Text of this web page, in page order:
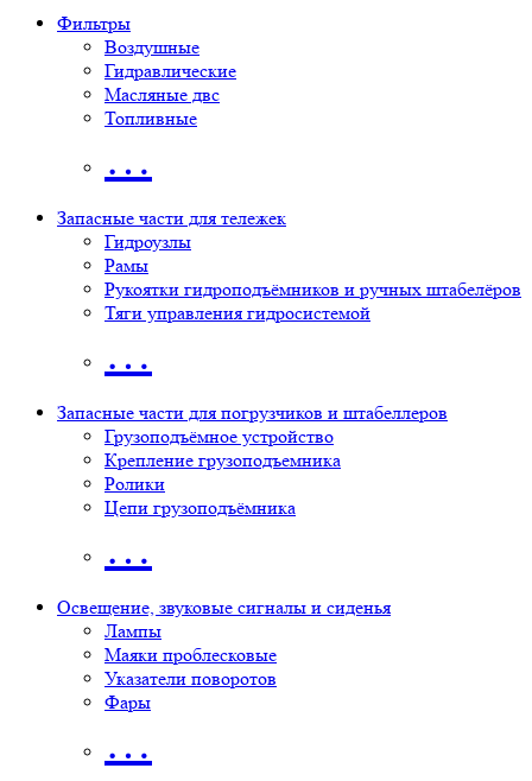
Фильтры
Воздушные
Гидравлические
Масляные двс
Топливные
…
Запасные части для тележек
Гидроузлы
Рамы
Рукоятки гидроподъёмников и ручных штабелёров
Тяги управления гидросистемой
…
Запасные части для погрузчиков и штабеллеров
Грузоподъёмное устройство
Крепление грузоподъемника
Ролики
Цепи грузоподъёмника
…
Освещение, звуковые сигналы и сиденья
Лампы
Маяки проблесковые
Указатели поворотов
Фары
…